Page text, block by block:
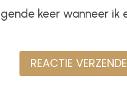
keer wanneer ik